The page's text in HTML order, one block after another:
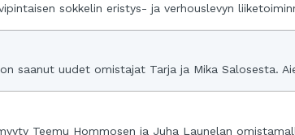
sokkelin eristys- ja verhouslevyn
saanut uudet omistajat Tarja ja Mika Salosesta.
Teemu Hommosen ja Juha Launelan